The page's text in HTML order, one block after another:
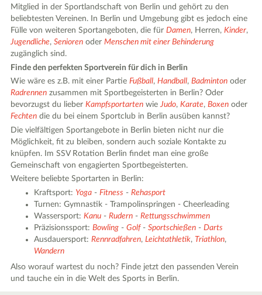
Mitglied in der Sportlandschaft von Berlin und gehört zu den
beliebtesten Vereinen. In Berlin und Umgebung gibt es jedoch eine
Fülle von weiteren Sportangeboten, die fürDamen, Herren,Kinder,
Jugendliche,Senioren oderMenschen mit einer Behinderung
zugänglich sind.
Finde den perfekten Sportverein für dich in Berlin
Wie wäre es z.B. mit einer PartieFußball,Handball,Badminton oder
Radrennen zusammen mit Sportbegeisterten in Berlin? Oder
bevorzugst du lieberKampfsportarten wieJudo,Karate,Boxen oder
Fechten die du bei einem Sportclub in Berlin ausüben kannst?
Die vielfältigen Sportangebote in Berlin bieten nicht nur die
Möglichkeit, fit zu bleiben, sondern auch soziale Kontakte zu
knüpfen. Im SSV Rotation Berlin findet man eine große
Gemeinschaft von engagierten Sportbegeisterten.
Weitere beliebte Sportarten in Berlin:
Kraftsport: Yoga -Fitness -Rehasport
Turnen: Gymnastik - Trampolinspringen - Cheerleading
Wassersport:Kanu -Rudern -Rettungsschwimmen
Präzisionssport:Bowling -Golf-Sportschießen -Darts
Ausdauersport:Rennradfahren,Leichtathletik,Triathlon,
Wandern
Also worauf wartest du noch? Finde jetzt den passenden Verein
und tauche ein in die Welt des Sports in Berlin.